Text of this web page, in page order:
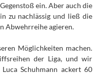
ein. Aber auch die
zu nachlässig und ließ die
Abwehrreihe agieren.
Möglichkeiten machen.
der Liga, und wir
Schuhmann ackert 60